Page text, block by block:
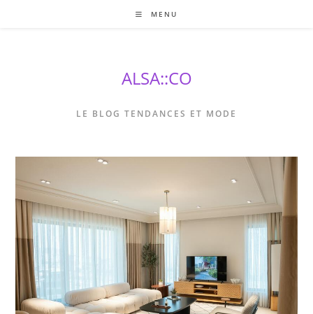
MENU
ALSA::CO
LE BLOG TENDANCES ET MODE